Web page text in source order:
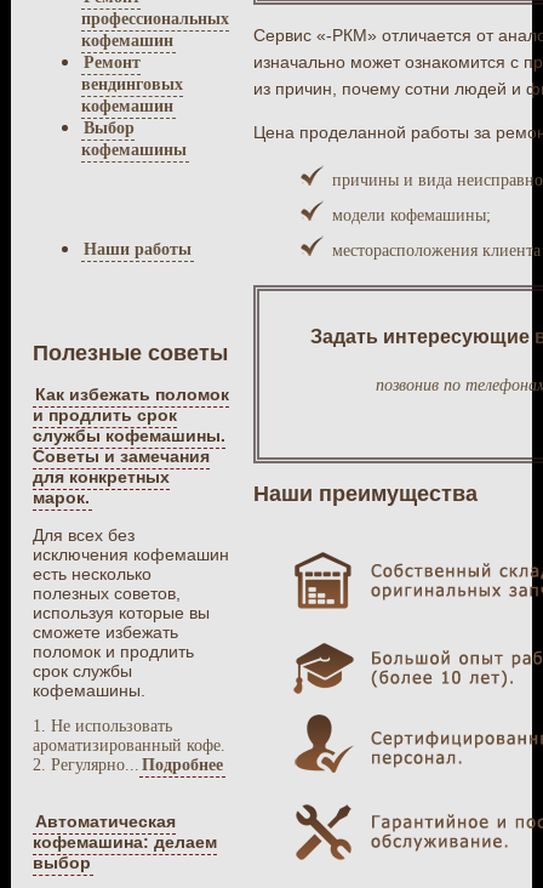
профессиональных
кофемашин
Ремонт
вендинговых
кофемашин
Выбор
кофемашины
Наши работы
Полезные советы
Как избежать поломок
и продлить срок
службы кофемашины.
Советы и замечания
для конкретных
марок.
Для всех без
исключения кофемашин
есть несколько
полезных советов,
используя которые вы
сможете избежать
поломок и продлить
срок службы
кофемашины.
1. Не использовать
ароматизированный кофе.
2. Регулярно...
Подробнее
Автоматическая
кофемашина: делаем
выбор
Сервис «-РКМ» отличается от
изначально может ознакомится с
из причин, почему сотни людей и
Цена проделанной работы за
причины и вида
модели кофемашины;
месторасположения
Задать интересующие
позвонив по
Наши преимущества